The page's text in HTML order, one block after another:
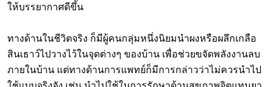
ให้บรรยากาศดีขึ้น
ทางด้านในชีวิตจริง ก็มีผู้คนกลุ่มหนึ่งนิยมนำผงหรือผลึกเกลือ
สินเธาว์ไปวางไว้ในจุดต่างๆ ของบ้าน เพื่อช่วยขจัดพลังงานลบ
ภายในบ้าน แต่ทางด้านการแพทย์ก็มีการกล่าวว่าไม่ควรนำไป